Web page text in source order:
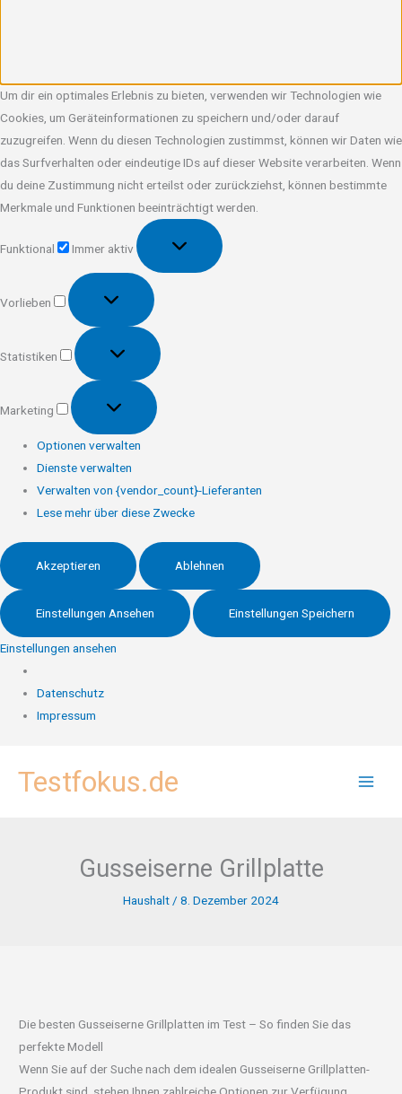
Um dir ein optimales Erlebnis zu bieten, verwenden wir Technologien wie
Cookies, um Geräteinformationen zu speichern und/oder darauf
zuzugreifen. Wenn du diesen Technologien zustimmst, können wir Daten wie
das Surfverhalten oder eindeutige IDs auf dieser Website verarbeiten. Wenn
du deine Zustimmung nicht erteilst oder zurückziehst, können bestimmte
Merkmale und Funktionen beeinträchtigt werden.
Funktional
Immer aktiv
Vorlieben
Vorlieben
Statistiken
Statistiken
Marketing
Marketing
Optionen verwalten
Dienste verwalten
Verwalten von {vendor_count}-Lieferanten
Lese mehr über diese Zwecke
Akzeptieren Ablehnen
Einstellungen Ansehen Einstellungen Speichern
Einstellungen ansehen
Datenschutz
Impressum
InhaltTestfokus.de
Gusseiserne Grillplatte
Haushalt / 8. Dezember 2024
Die besten Gusseiserne Grillplatten im Test – So finden Sie das
perfekte Modell
Wenn Sie auf der Suche nach dem idealen Gusseiserne Grillplatten-